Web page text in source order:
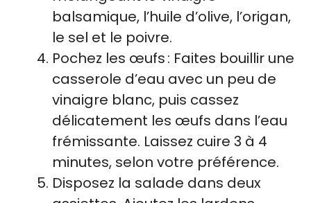
balsamique, l’huile d’olive, l’origan,
le sel et le poivre.
Pochez les œufs : Faites bouillir une
casserole d’eau avec un peu de
vinaigre blanc, puis cassez
délicatement les œufs dans l’eau
frémissante. Laissez cuire 3 à 4
minutes, selon votre préférence.
Disposez la salade dans deux